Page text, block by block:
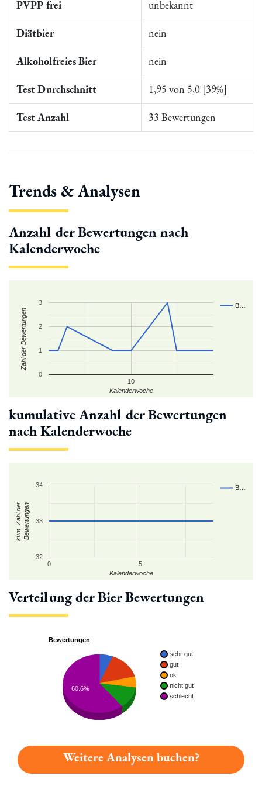
PVPP frei unbekannt
Diätbier nein
Alkoholfreies Bier nein
Test Durchschnitt 1,95 von 5,0 [39%]
Test Anzahl 33 Bewertungen
Trends & Analysen
Anzahl der Bewertungen nach
Kalenderwoche
B…
10
0
1
2
3
Kalenderwoche
Zahl der Bewertungen
kumulative Anzahl der Bewertungen
nach Kalenderwoche
B…
0 5
32
33
34
Kalenderwoche
kum. Zahl derBewertungen
Verteilung der Bier Bewertungen
Bewertungen
sehr gut
gut
ok
nicht gut
schlecht
60.6%
Weitere Analysen buchen?